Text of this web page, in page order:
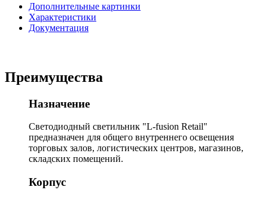
Дополнительные картинки
Характеристики
Документация
Преимущества
Назначение
Светодиодный светильник "L-fusion Retail"
предназначен для общего внутреннего освещения
торговых залов, логистических центров, магазинов,
складских помещений.
Корпус